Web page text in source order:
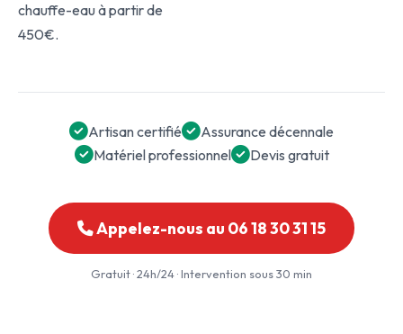
chauffe-eau à partir de
450€.
Artisan certifié
Assurance décennale
Matériel professionnel
Devis gratuit
Appelez-nous au 06 18 30 31 15
Gratuit · 24h/24 · Intervention sous 30 min